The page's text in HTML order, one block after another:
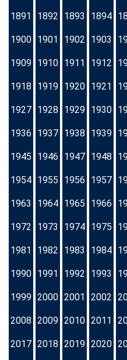
1891 1892 1893 1894
1900 1901 1902 1903
1909 1910 1911 1912
1918 1919 1920 1921
1927 1928 1929 1930
1936 1937 1938 1939
1945 1946 1947 1948
1954 1955 1956 1957
1963 1964 1965 1966
1972 1973 1974 1975
1981 1982 1983 1984
1990 1991 1992 1993
1999 2000 2001 2002
2008 2009 2010 2011
2017 2018 2019 2020